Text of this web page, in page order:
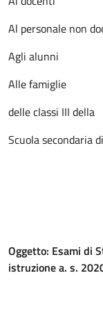
Al personale non
Agli alunni
Alle famiglie
delle classi III della
Scuola secondaria
Oggetto: Esami di
istruzione a. s.